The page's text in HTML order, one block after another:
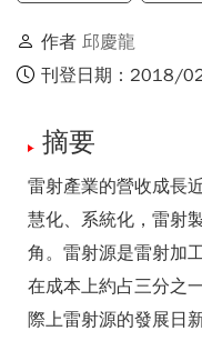
作者 邱慶龍
刊登日期：2018/
摘要
雷射產業的營收成長
慧化、系統化，雷射
角。雷射源是雷射加
在成本上約占三分之
際上雷射源的發展日